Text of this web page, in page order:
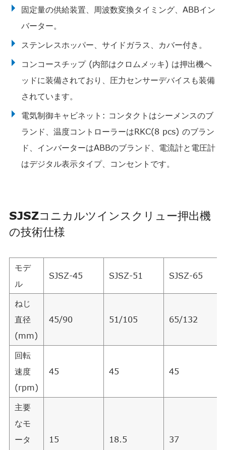
固定量の供給装置、周波数変換タイミング、ABBイン
バーター。
ステンレスホッパー、サイドガラス、カバー付き。
コンコースチップ (内部はクロムメッキ) は押出機ヘ
ッドに装備されており、圧力センサーデバイスも装備
されています。
電気制御キャビネット: コンタクトはシーメンスのブ
ランド、温度コントローラーはRKC(8 pcs) のブラン
ド、インバーターはABBのブランド、電流計と電圧計
はデジタル表示タイプ、コンセントです。
SJSZコニカルツインスクリュー押出機
の技術仕様
モデ
ル
SJSZ-45 SJSZ-51 SJSZ-65
ねじ
直径
(mm)
45/90 51/105 65/132
回転
速度
(rpm)
45 45 45
主要
なモ
ータ
15 18.5 37